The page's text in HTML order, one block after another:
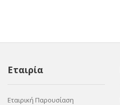
Εταιρία
Εταιρική Παρουσίαση